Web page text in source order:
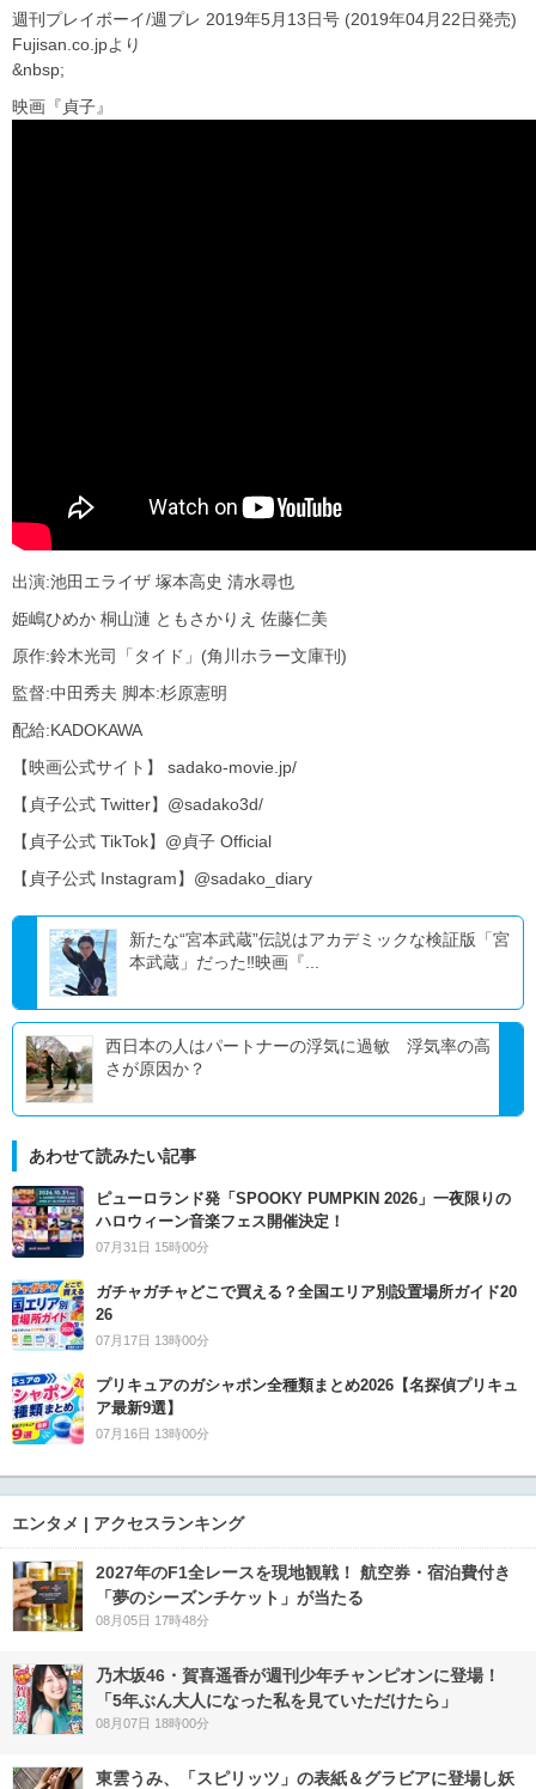
週刊プレイボーイ/週プレ 2019年5月13日号 (2019年04月22日発売)
Fujisan.co.jpより
&nbsp;
映画『貞子』
出演:池田エライザ 塚本高史 清水尋也
姫嶋ひめか 桐山漣 ともさかりえ 佐藤仁美
原作:鈴木光司「タイド」(角川ホラー文庫刊)
監督:中田秀夫 脚本:杉原憲明
配給:KADOKAWA
【映画公式サイト】 sadako-movie.jp/
【貞子公式 Twitter】@sadako3d/
【貞子公式 TikTok】@貞子 Official
【貞子公式 Instagram】@sadako_diary
新たな“宮本武蔵”伝説はアカデミックな検証版「宮
本武蔵」だった‼映画『...
西日本の人はパートナーの浮気に過敏 浮気率の高
さが原因か？
あわせて読みたい記事
ピューロランド発「SPOOKY PUMPKIN 2026」一夜限りの
ハロウィーン音楽フェス開催決定！
07月31日 15時00分
ガチャガチャどこで買える？全国エリア別設置場所ガイド20
26
07月17日 13時00分
プリキュアのガシャポン全種類まとめ2026【名探偵プリキュ
ア最新9選】
07月16日 13時00分
エンタメ | アクセスランキング
2027年のF1全レースを現地観戦！ 航空券・宿泊費付き
「夢のシーズンチケット」が当たる
08月05日 17時48分
乃木坂46・賀喜遥香が週刊少年チャンピオンに登場！
「5年ぶん大人になった私を見ていただけたら」
08月07日 18時00分
東雲うみ、「スピリッツ」の表紙＆グラビアに登場し妖